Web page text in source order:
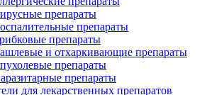
препараты
препараты
препараты
и отхаркивающие препараты
препараты
препараты
для лекарственных препаратов